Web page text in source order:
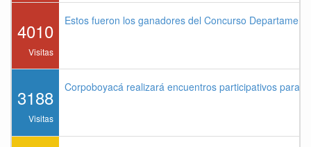
4010
Visitas
Estos fueron los ganadores del Concurso
3188
Visitas
Corpoboyacá realizará encuentros participativos para